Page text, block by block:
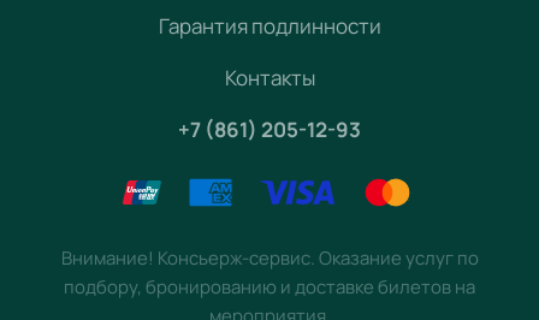
Гарантия подлинности
Контакты
+7 (861) 205-12-93
Внимание! Консьерж-сервис. Оказание услуг по
подбору, бронированию и доставке билетов на